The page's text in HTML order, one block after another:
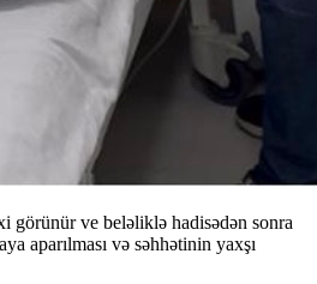
görünür ve beləliklə hadisədən sonra
aparılması və səhhətinin yaxşı